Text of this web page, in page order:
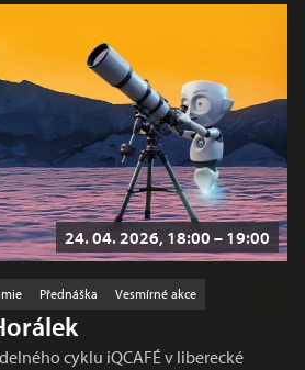
24. 04. 2026, 18:00 – 19:00
Přednáška Vesmírné akce
cyklu iQCAFÉ v liberecké